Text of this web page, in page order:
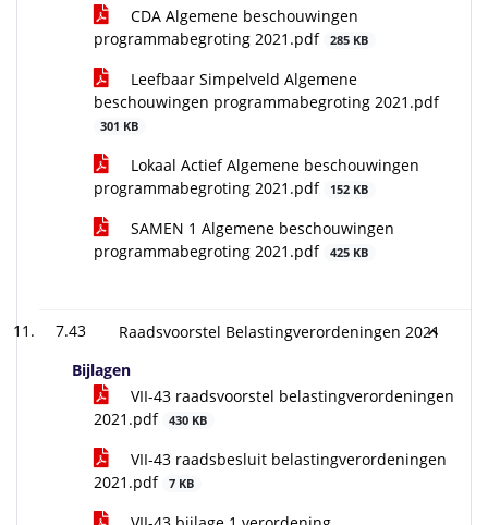
CDA Algemene beschouwingen
programmabegroting 2021.pdf
285 KB
Leefbaar Simpelveld Algemene
beschouwingen programmabegroting 2021.pdf
301 KB
Lokaal Actief Algemene beschouwingen
programmabegroting 2021.pdf
152 KB
SAMEN 1 Algemene beschouwingen
programmabegroting 2021.pdf
425 KB
7.43
Raadsvoorstel Belastingverordeningen 2021
Bijlagen
VII-43 raadsvoorstel belastingverordeningen
2021.pdf
430 KB
VII-43 raadsbesluit belastingverordeningen
2021.pdf
7 KB